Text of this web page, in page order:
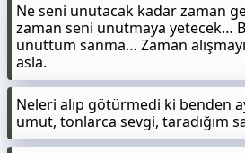
Ne seni unutacak kadar zaman
zaman seni unutmaya yetecek…
unuttum sanma… Zaman
asla.
Neleri alıp götürmedi ki benden
umut, tonlarca sevgi, taradığım